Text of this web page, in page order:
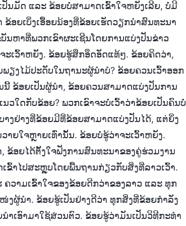
ນມັດ ແລະ ຂ້ອຍບໍ່ສາມາດເຂົ້າໃຈຫຍັງເລີຍ, ບໍ່ມີ
ອຍເບິ່ງເອື້ອຍນ້ອງທີ່ຂ້ອຍເຮັດວຽກນຳສົນທະນາ
ນຫາທີ່ພວກເຂົາຜະເຊີນໂດຍການແບ່ງປັນຂ່າວ
ະເວົ້າຫຍັງ. ຂ້ອຍຮູ້ສຶກອຶດອັດແທ້ໆ. ຂ້ອຍຄິດວ່າ,
ຽງໄມ້ປະດັບໃນຖານະຜູ້ນຳບໍ? ຂ້ອຍຄວນເວົ້າອອກ
ຂ້ອຍເປັນຜູ້ນຳ, ຂ້ອຍຄວນສາມາດແບ່ງປັນການ
ວໃດກັບຂ້ອຍ? ພວກເຂົາຈະບໍ່ເວົ້າວ່າຂ້ອຍເປັນຄົນບໍ່
ງຢ່າງທີ່ຂ້ອຍມີທີ່ຂ້ອຍສາມາດແບ່ງປັນໄດ້, ແຕ່ຍິ່ງ
ຍໃຈຫຼາຍເທົ່ານັ້ນ. ຂ້ອຍບໍ່ຮູ້ວ່າຈະເວົ້າຫຍັງ.
ອຍໄດ້ຕັ້ງໃຈຟັງການສົນທະນາຂອງຄູ່ຮ່ວມງານ
າໄປສະຫຼຸບໂດຍພື້ນຖານກ່ຽວກັບສິ່ງທີ່ລາວເວົ້າ.
ວາມເຂົ້າໃຈຂອງຂ້ອຍດີກວ່າຂອງລາວ ແລະ ທຸກ
ຜູ້ນຳ. ຂ້ອຍຮູ້ເປັນຢ່າງດີວ່າ ທຸກສິ່ງທີ່ຂ້ອຍກຳລັງ
າເອົາມາໃຊ້ສ່ວນຕົວ. ຂ້ອຍຮູ້ວ່າມັນເປັນວິທີກະທຳ